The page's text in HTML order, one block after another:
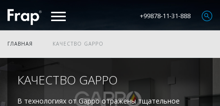
+99878-11-31-888
ГЛАВНАЯ КАЧЕСТВО GAPPO
КАЧЕСТВО GAPPO
В технологиях от Gappo отражены тщательное